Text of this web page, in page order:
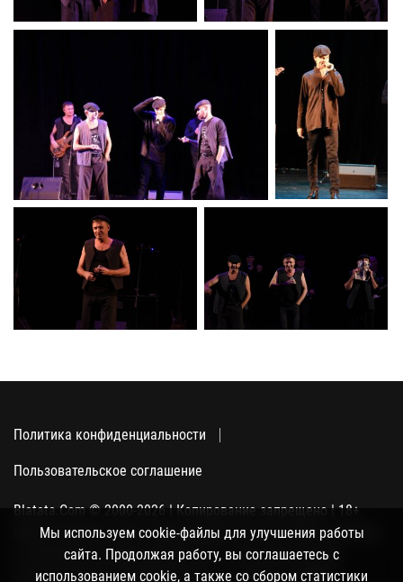
Политика конфиденциальности
Пользовательское соглашение
Blatata.Com © 2000-2026 | Копирование запрещено | 18+
Использование сайта подразумевает ваше полное согласие
с политикой конфиденциальности, пользовательским
соглашением и поддержкой куки, а также со сбором
Мы используем cookie-файлы для улучшения работы
сайта. Продолжая работу, вы соглашаетесь с
использованием cookie, а также со сбором статистики